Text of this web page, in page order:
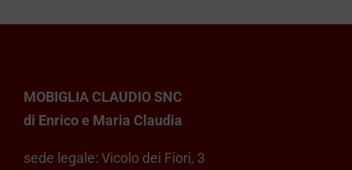
MOBIGLIA CLAUDIO SNC
di Enrico e Maria Claudia
sede legale: Vicolo dei Fiori, 3